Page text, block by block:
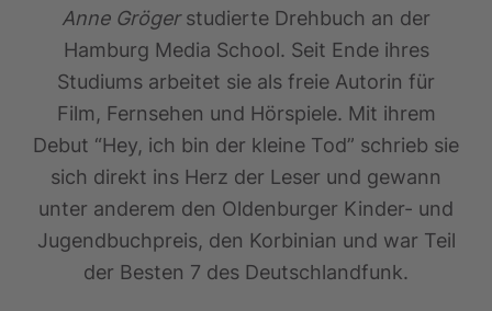
Anne Grögerstudierte Drehbuch an der
Hamburg Media School. Seit Ende ihres
Studiums arbeitet sie als freie Autorin für
Film, Fernsehen und Hörspiele. Mit ihrem
Debut “Hey, ich bin der kleine Tod” schrieb sie
sich direkt ins Herz der Leser und gewann
unter anderem den Oldenburger Kinder- und
Jugendbuchpreis, den Korbinian und war Teil
der Besten 7 des Deutschlandfunk.